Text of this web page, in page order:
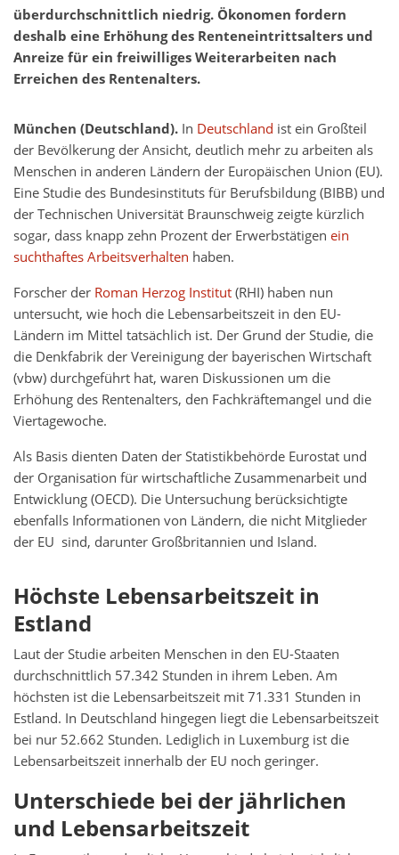
überdurchschnittlich niedrig. Ökonomen fordern
deshalb eine Erhöhung des Renteneintrittsalters und
Anreize für ein freiwilliges Weiterarbeiten nach
Erreichen des Rentenalters.
München (Deutschland). In Deutschland ist ein Großteil
der Bevölkerung der Ansicht, deutlich mehr zu arbeiten als
Menschen in anderen Ländern der Europäischen Union (EU).
Eine Studie des Bundesinstituts für Berufsbildung (BIBB) und
der Technischen Universität Braunschweig zeigte kürzlich
sogar, dass knapp zehn Prozent der Erwerbstätigen ein
suchthaftes Arbeitsverhalten haben.
Forscher der Roman Herzog Institut(RHI) haben nun
untersucht, wie hoch die Lebensarbeitszeit in den EU-
Ländern im Mittel tatsächlich ist. Der Grund der Studie, die
die Denkfabrik der Vereinigung der bayerischen Wirtschaft
(vbw) durchgeführt hat, waren Diskussionen um die
Erhöhung des Rentenalters, den Fachkräftemangel und die
Viertagewoche.
Als Basis dienten Daten der Statistikbehörde Eurostat und
der Organisation für wirtschaftliche Zusammenarbeit und
Entwicklung (OECD). Die Untersuchung berücksichtigte
ebenfalls Informationen von Ländern, die nicht Mitglieder
der EU sind, darunter Großbritannien und Island.
Höchste Lebensarbeitszeit in
Estland
Laut der Studie arbeiten Menschen in den EU-Staaten
durchschnittlich 57.342 Stunden in ihrem Leben. Am
höchsten ist die Lebensarbeitszeit mit 71.331 Stunden in
Estland. In Deutschland hingegen liegt die Lebensarbeitszeit
bei nur 52.662 Stunden. Lediglich in Luxemburg ist die
Lebensarbeitszeit innerhalb der EU noch geringer.
Unterschiede bei der jährlichen
und Lebensarbeitszeit